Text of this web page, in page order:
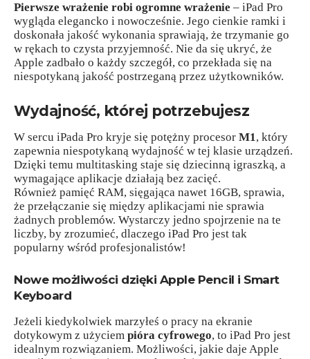
Pierwsze wrażenie robi ogromne wrażenie – iPad Pro
wygląda elegancko i nowocześnie. Jego cienkie ramki i
doskonała jakość wykonania sprawiają, że trzymanie go
w rękach to czysta przyjemność. Nie da się ukryć, że
Apple zadbało o każdy szczegół, co przekłada się na
niespotykaną jakość postrzeganą przez użytkowników.
Wydajność, której potrzebujesz
W sercu iPada Pro kryje się potężny procesor M1, który
zapewnia niespotykaną wydajność w tej klasie urządzeń.
Dzięki temu multitasking staje się dziecinną igraszką, a
wymagające aplikacje działają bez zacięć.
Również pamięć RAM, sięgająca nawet 16GB, sprawia,
że przełączanie się między aplikacjami nie sprawia
żadnych problemów. Wystarczy jedno spojrzenie na te
liczby, by zrozumieć, dlaczego iPad Pro jest tak
popularny wśród profesjonalistów!
Nowe możliwości dzięki Apple Pencil i Smart
Keyboard
Jeżeli kiedykolwiek marzyłeś o pracy na ekranie
dotykowym z użyciem pióra cyfrowego, to iPad Pro jest
idealnym rozwiązaniem. Możliwości, jakie daje Apple